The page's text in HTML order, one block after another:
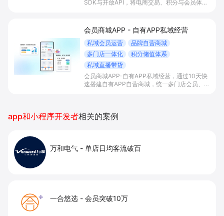
SDK与开放API，将电商交易、积分与会员体系
提升变现效率与私域复购率。
会员商城APP - 自有APP私域经营
私域会员运营
品牌自营商城
多门店一体化
积分储值体系
私域直播带货
会员商城APP-自有APP私域经营，通过10天快
速搭建自有APP自营商城，统一多门店会员、积
app和小程序开发者相关的案例
万和电气 - 单店日均客流破百
一合悠选 - 会员突破10万